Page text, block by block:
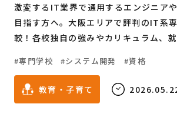
激変するIT業界で通用するエンジニア
目指す方へ。大阪エリアで評判のIT系
較！各校独自の強みやカリキュラム、
の学校選びをサポートします。
専門学校 システム開発 資格
教育・子育て